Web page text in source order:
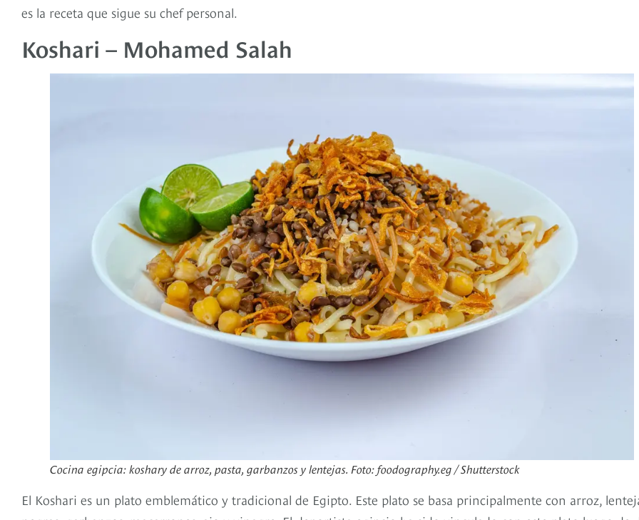
es la receta que sigue su chef personal.
Koshari – Mohamed Salah
Cocina egipcia: koshary de arroz, pasta, garbanzos y lentejas. Foto: foodography.eg / Shutterstock
El Koshari es un plato emblemático y tradicional de Egipto. Este plato se basa principalmente con arroz,